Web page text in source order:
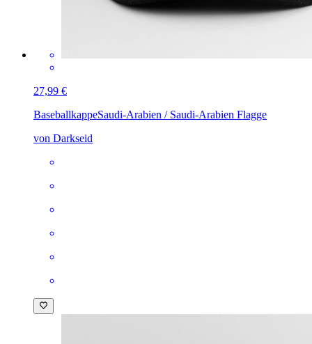
27,99 €
BaseballkappeSaudi-Arabien / Saudi-Arabien Flagge
von Darkseid